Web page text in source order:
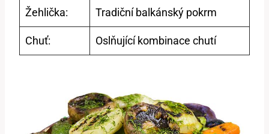
Žehlička: Tradiční balkánský pokrm
Chuť: Oslňující ‌kombinace chutí